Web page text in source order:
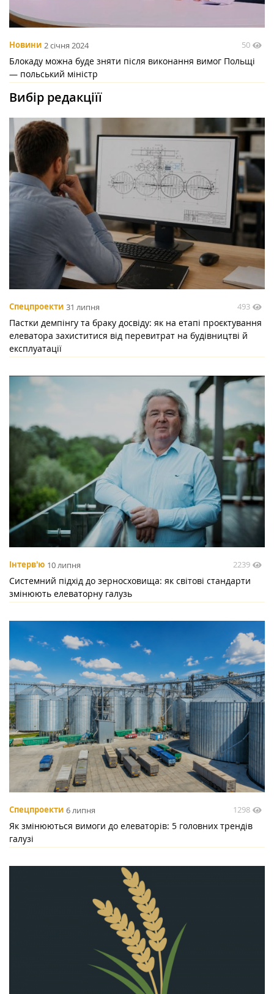
Новини 2 січня 2024 50
Блокаду можна буде зняти після виконання вимог Польщі
— польський міністр
Вибір редакціїї
Спецпроекти 31 липня 493
Пастки демпінгу та браку досвіду: як на етапі проєктування
елеватора захиститися від перевитрат на будівництві й
експлуатації
Інтерв'ю 10 липня 2239
Системний підхід до зерносховища: як світові стандарти
змінюють елеваторну галузь
Спецпроекти 6 липня 1298
Як змінюються вимоги до елеваторів: 5 головних трендів
галузі